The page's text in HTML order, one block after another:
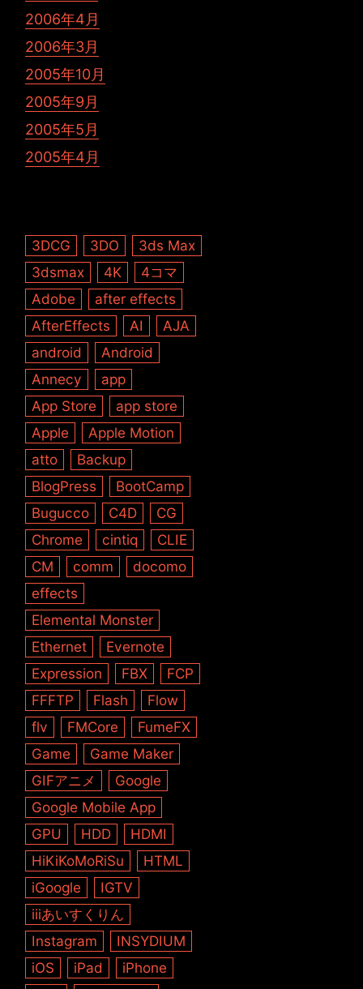
2006年4月
2006年3月
2005年10月
2005年9月
2005年5月
2005年4月
3DCG 3DO
3ds Max
3dsmax
4K
4コマ
Adobe
after effects
AfterEffects
AI
AJA
android
Android
Annecy
app
App Store
app store
Apple
Apple Motion
atto
Backup
BlogPress
BootCamp
Bugucco
C4D
CG
Chrome
cintiq
CLIE
CM
comm
docomo
effects
Elemental Monster
Ethernet
Evernote
Expression
FBX
FCP
FFFTP
Flash
Flow
flv
FMCore
FumeFX
Game
Game Maker
GIFアニメ
Google
Google Mobile App
GPU
HDD
HDMI
HiKiKoMoRiSu
HTML
iGoogle
IGTV
iiiあいすくりん
Instagram
INSYDIUM
iOS
iPad
iPhone